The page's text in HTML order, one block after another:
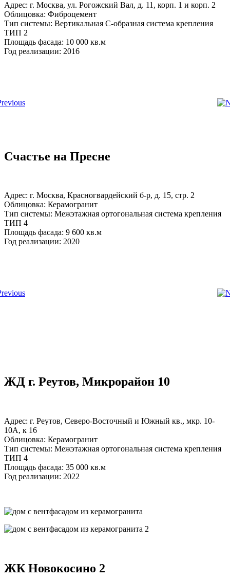
Адрес: г. Москва, ул. Рогожский Вал, д. 11, корп. 1 и корп. 2
Облицовка: Фиброцемент
Тип системы: Вертикальная С-образная система крепления
ТИП 2
Площадь фасада: 10 000 кв.м
Год реализации: 2016
Счастье на Пресне
Адрес: г. Москва, Красногвардейский б-р, д. 15, стр. 2
Облицовка: Керамогранит
Тип системы: Межэтажная ортогональная система крепления
ТИП 4
Площадь фасада: 9 600 кв.м
Год реализации: 2020
ЖД г. Реутов, Микрорайон 10
Адрес: г. Реутов, Северо-Восточный и Южный кв., мкр. 10-
10А, к 16
Облицовка: Керамогранит
Тип системы: Межэтажная ортогональная система крепления
ТИП 4
Площадь фасада: 35 000 кв.м
Год реализации: 2022
ЖК Новокосино 2